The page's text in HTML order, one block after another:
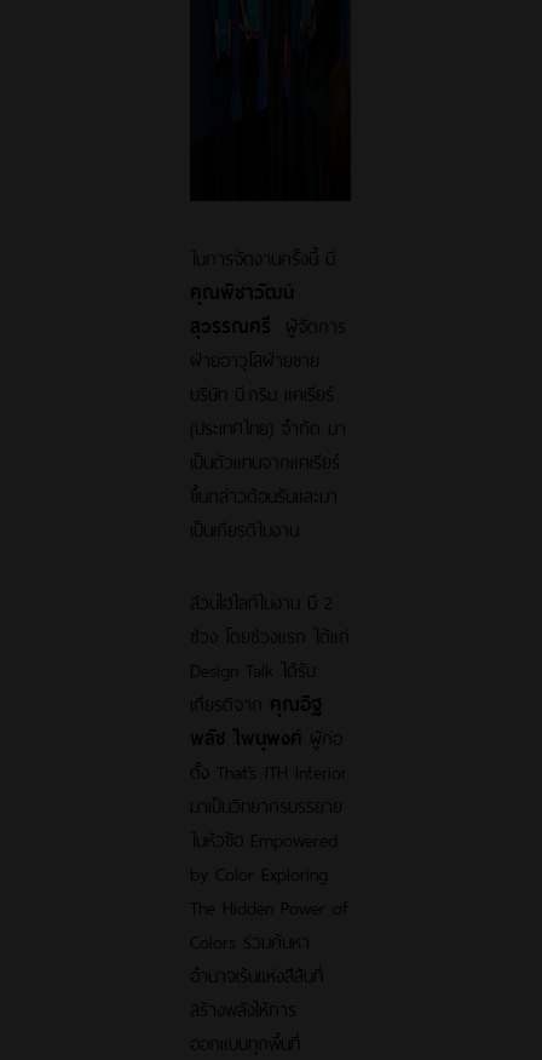
ในการจัดงานครั้งนี้ มี
คุณพิชาวัฒน์
สุวรรณศรี ผู้จัดการ
ฝ่ายอาวุโสฝ่ายขาย
บริษัท บี.กริม แคเรียร์
(ประเทศไทย) จำกัด มา
เป็นตัวแทนจากแคเรียร์
ขึ้นกล่าวต้อนรับและมา
เป็นเกียรติในงาน
ส่วนไฮไลท์ในงาน มี 2
ช่วง โดยช่วงแรก ได้แก่
Design Talk ได้รับ
เกียรติจาก คุณอิฐ
พลัช ไพนุพงศ์ ผู้ก่อ
ตั้ง That’s ITH Interior
มาเป็นวิทยากรบรรยาย
ในหัวข้อ Empowered
by Color Exploring
The Hidden Power of
Colors ร่วมค้นหา
อำนาจเร้นแห่งสีสันที่
สร้างพลังให้การ
ออกแบบทุกพื้นที่